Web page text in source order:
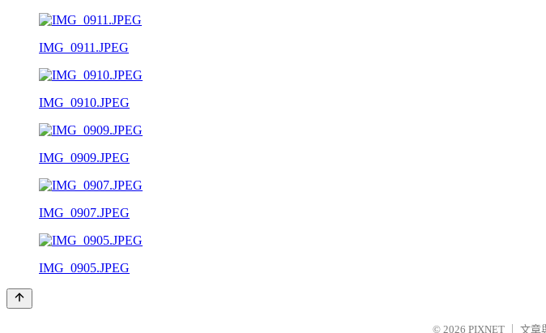
IMG_0911.JPEG
IMG_0910.JPEG
IMG_0909.JPEG
IMG_0907.JPEG
IMG_0905.JPEG
© 2026 PIXNET 文章